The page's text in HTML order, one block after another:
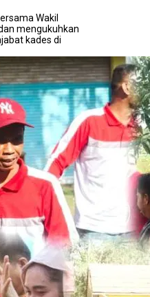
Wakil
mengukuhkan
kades di